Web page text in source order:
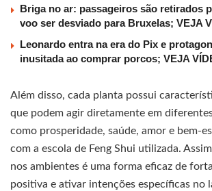
Briga no ar: passageiros são retirados
voo ser desviado para Bruxelas; VEJA
Leonardo entra na era do Pix e
inusitada ao comprar porcos; VEJA
Além disso, cada planta possui
que podem agir diretamente em
como prosperidade, saúde, amor e bem-
com a escola de Feng Shui utilizada.
nos ambientes é uma forma eficaz de
positiva e ativar intenções específicas no